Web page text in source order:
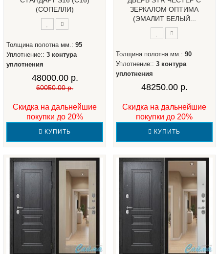
(СОПЕЛЛИ)
Толщина полотна мм.: 95
Уплотнение:: 3 контура
уплотнения
48000.00 р.
60050.00 р.
Скидка на дальнейшие
покупки до 20%
КУПИТЬ
ЗЕРКАЛОМ ОПТИМА
(ЭМАЛИТ БЕЛЫЙ...
Толщина полотна мм.: 90
Уплотнение:: 3 контура
уплотнения
48250.00 р.
Скидка на дальнейшие
покупки до 20%
КУПИТЬ